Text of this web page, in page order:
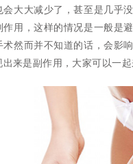
会大大减少了，甚至是几乎
作用，这样的情况是一般是
术然而并不知道的话，会影
出来是副作用，大家可以一